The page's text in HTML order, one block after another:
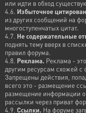
или идти в обход
4.6. Избыточное
из других сообщений на
многоступенчатых цитат.
4.7. Не содержательные
поднять тему вверх в
правил форума.
4.8. Реклама. Реклама -
другим ресурсам схожей с
Запрещены действия,
всего это - размещение
размещение информации о
рассылки через приват
4.9. Ссылки. На форуме